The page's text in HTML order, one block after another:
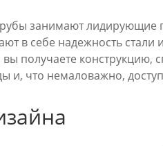
занимают лидирующие
в себе надежность
получаете конструкцию,
и, что немаловажно,